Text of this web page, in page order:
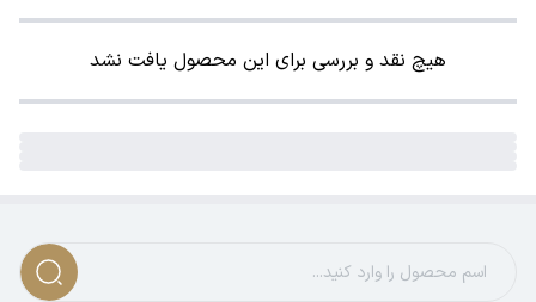
هیچ نقد و بررسی برای این محصول یافت نشد